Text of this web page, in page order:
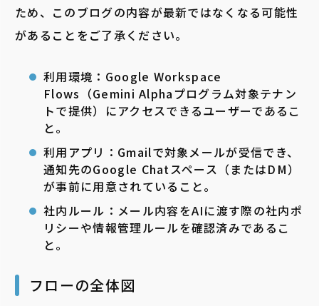
ため、このブログの内容が最新ではなくなる可能性
があることをご了承ください。
利用環境：Google Workspace
Flows（Gemini Alphaプログラム対象テナン
トで提供）にアクセスできるユーザーであるこ
と。
利用アプリ：Gmailで対象メールが受信でき、
通知先のGoogle Chatスペース（またはDM）
が事前に用意されていること。
社内ルール：メール内容をAIに渡す際の社内ポ
リシーや情報管理ルールを確認済みであるこ
と。
フローの全体図